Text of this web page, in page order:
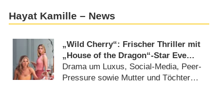
Hayat Kamille – News
„Wild Cherry“: Frischer Thriller mit
„House of the Dragon“-Star Eve
Best findet deutsche Heimat
Drama um Luxus, Social-Media, Peer-
Pressure sowie Mutter und Töchter